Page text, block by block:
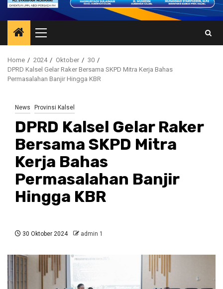
Primary
Menu
Home 2024 Oktober
30
DPRD Kalsel Gelar Raker Bersama SKPD Mitra Kerja Bahas
Permasalahan Banjir Hingga KBR
News Provinsi Kalsel
DPRD Kalsel Gelar Raker
Bersama SKPD Mitra
Kerja Bahas
Permasalahan Banjir
Hingga KBR
30 Oktober 2024 admin 1